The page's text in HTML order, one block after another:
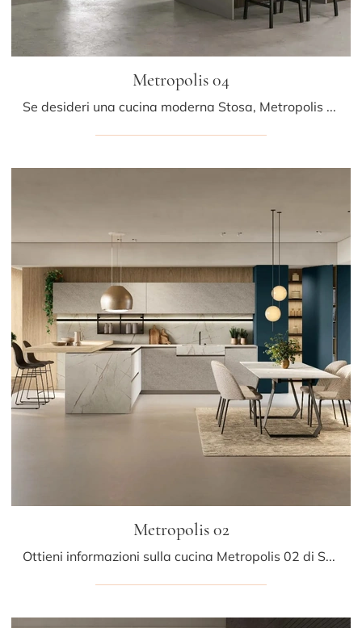
Metropolis 04
Se desideri una cucina moderna Stosa, Metropolis 04 in legno ti aspetta nel nostro negozio di Cucine Moderne con penisola.
Metropolis 02
Ottieni informazioni sulla cucina Metropolis 02 di Stosa: questa soluzione in laminato sarà la scelta ideale per te!